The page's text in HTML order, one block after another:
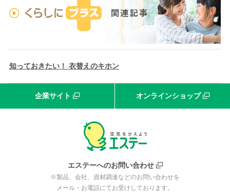
知っておきたい！ 衣替えのキホン
企業サイト オンラインショップ
エステーへのお問い合わせ
※製品、会社、資材調達などのお問い合わせを
メール・お電話にてお受けしております。